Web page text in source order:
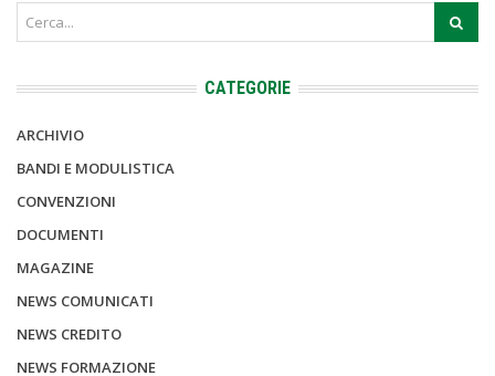
CATEGORIE
ARCHIVIO
BANDI E MODULISTICA
CONVENZIONI
DOCUMENTI
MAGAZINE
NEWS COMUNICATI
NEWS CREDITO
NEWS FORMAZIONE